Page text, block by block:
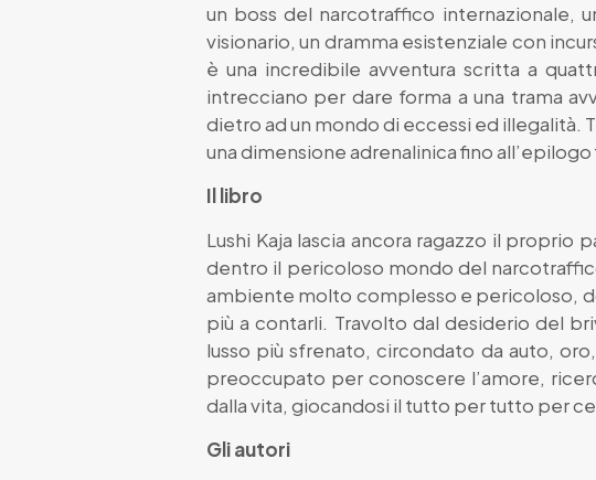
un boss del narcotraffico internazionale,
visionario, un dramma esistenziale con
è una incredibile avventura scritta a
intrecciano per dare forma a una trama
dietro ad un mondo di eccessi ed illegalità.
una dimensione adrenalinica fino all’epilogo
Il libro
Lushi Kaja lascia ancora ragazzo il
dentro il pericoloso mondo del
ambiente molto complesso e pericoloso,
più a contarli. Travolto dal desiderio del
lusso più sfrenato, circondato da auto,
preoccupato per conoscere l’amore,
dalla vita, giocandosi il tutto per tutto per
Gli autori